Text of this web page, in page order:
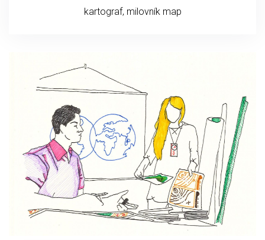
kartograf, milovník map